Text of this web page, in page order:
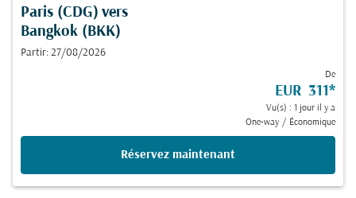
Paris (CDG) vers
Bangkok (BKK)
Partir: 27/08/2026
De
EUR 311*
Vu(s) : 1 jour il y a
One-way / Économique
Réservez maintenant